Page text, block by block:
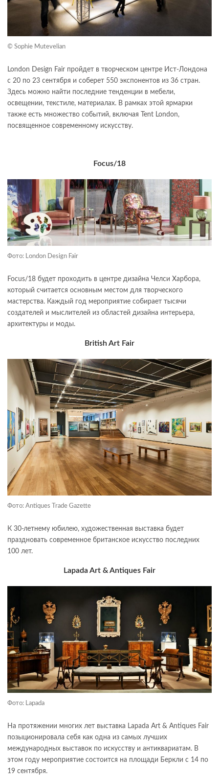
© Sophie Mutevelian
London Design Fair пройдет в творческом центре Ист-Лондона
с 20 по 23 сентября и соберет 550 экспонентов из 36 стран.
Здесь можно найти последние тенденции в мебели,
освещении, текстиле, материалах. В рамках этой ярмарки
также есть множество событий, включая Tent London,
посвященное современному искусству.
Focus/18
Фото: London Design Fair
Focus/18 будет проходить в центре дизайна Челси Харбора,
который считается основным местом для творческого
мастерства. Каждый год мероприятие собирает тысячи
создателей и мыслителей из областей дизайна интерьера,
архитектуры и моды.
British Art Fair
Фото: Antiques Trade Gazette
К 30-летнему юбилею, художественная выставка будет
праздновать современное британское искусство последних
100 лет.
Lapada Art & Antiques Fair
Фото: Lapada
На протяжении многих лет выставка Lapada Art & Antiques Fair
позыционировала себя как одна из самых лучших
международных выставок по искусству и антиквариатам. В
этом году мероприятие состоится на площади Беркли с 14 по
19 сентября.